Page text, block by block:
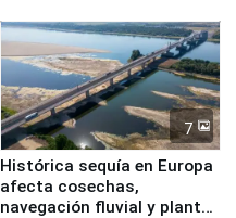
7
Histórica sequía en Europa
afecta cosechas,
navegación fluvial y plantas